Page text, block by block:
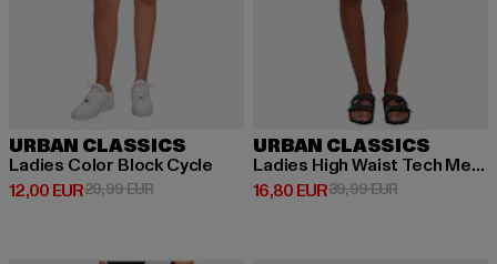
URBAN CLASSICS
Ladies Color Block Cycle
12,00 EUR
Derzeitiger Preis: 12,00 EUR
29,99 EURAktionspreis: 29,99 EUR
URBAN CLASSICS
Ladies High Waist Tech Mesh Aop Cycle
16,80 EUR
Derzeitiger Preis: 16,80 EUR
39,99 EURAktionspreis: